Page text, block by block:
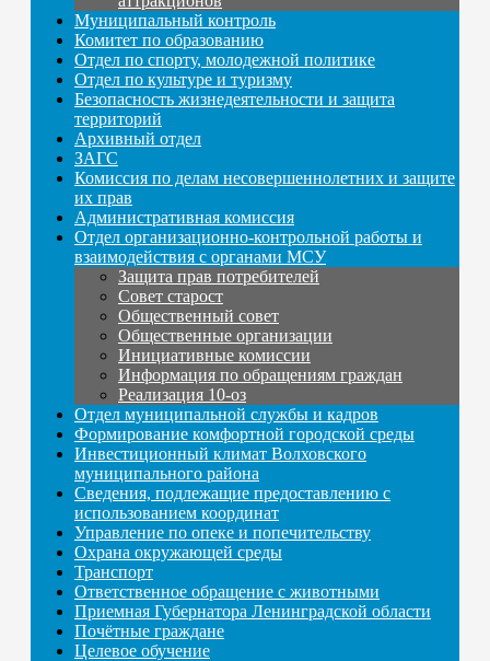
Муниципальный контроль
Комитет по образованию
Отдел по спорту, молодежной политике
Отдел по культуре и туризму
Безопасность жизнедеятельности и защита
территорий
Архивный отдел
ЗАГС
Комиссия по делам несовершеннолетних и защите
их прав
Административная комиссия
Отдел организационно-контрольной работы и
взаимодействия с органами МСУ
Защита прав потребителей
Совет старост
Общественный совет
Общественные организации
Инициативные комиссии
Информация по обращениям граждан
Реализация 10-оз
Отдел муниципальной службы и кадров
Формирование комфортной городской среды
Инвестиционный климат Волховского
муниципального района
Сведения, подлежащие предоставлению с
использованием координат
Управление по опеке и попечительству
Охрана окружающей среды
Транспорт
Ответственное обращение с животными
Приемная Губернатора Ленинградской области
Почётные граждане
Целевое обучение